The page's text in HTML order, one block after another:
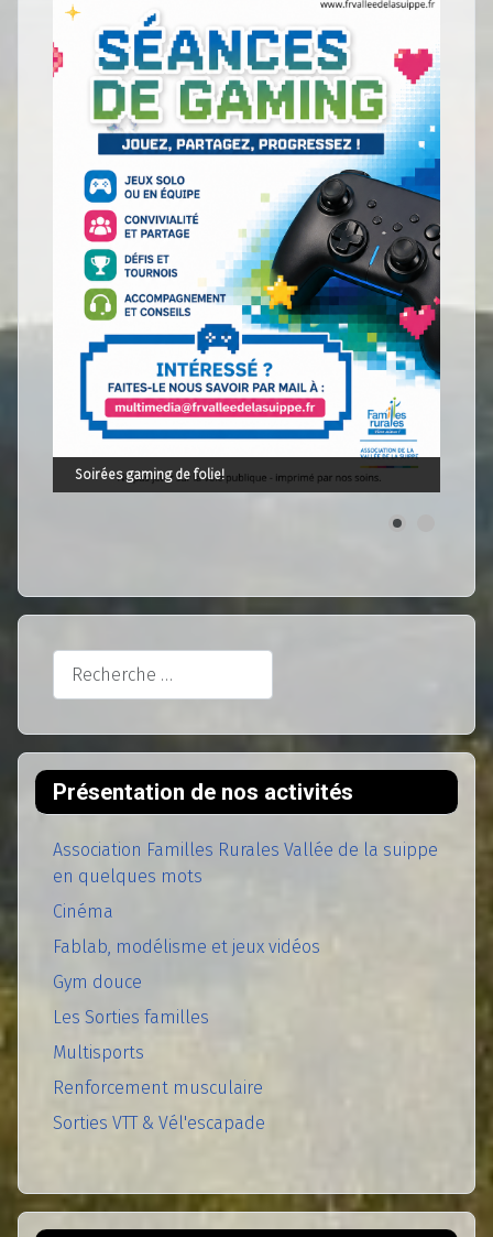
Soirées gaming de folie!
Rechercher
Présentation de nos activités
Association Familles Rurales Vallée de la suippe
en quelques mots
Cinéma
Fablab, modélisme et jeux vidéos
Gym douce
Les Sorties familles
Multisports
Renforcement musculaire
Sorties VTT & Vél'escapade